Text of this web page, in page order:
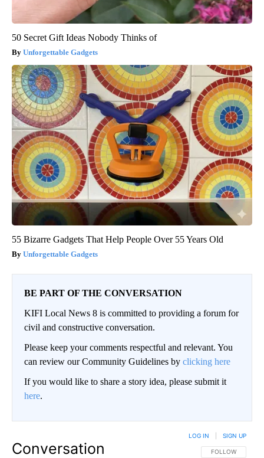
50 Secret Gift Ideas Nobody Thinks of
Unforgettable Gadgets
55 Bizarre Gadgets That Help People Over 55 Years Old
Unforgettable Gadgets
BE PART OF THE CONVERSATION
KIFI Local News 8 is committed to providing a forum for
civil and constructive conversation.
Please keep your comments respectful and relevant. You
can review our Community Guidelines by clicking here
If you would like to share a story idea, please submit it
here.
Conversation FOLLOW THIS
FOLLOW
LOG IN SIGN UP